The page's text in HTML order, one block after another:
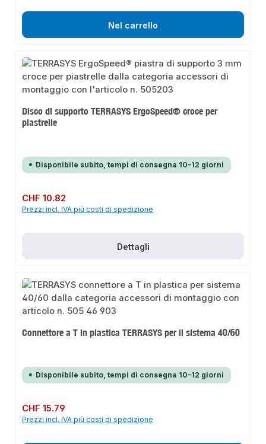
Nel carrello
Disco di supporto TERRASYS ErgoSpeed® croce per
piastrelle
Disponibile subito, tempi di consegna 10-12 giorni
Prezzo normale:
CHF 10.82
Prezzi incl. IVA più costi di spedizione
Dettagli
Connettore a T in plastica TERRASYS per il sistema 40/60
Disponibile subito, tempi di consegna 10-12 giorni
Prezzo normale:
CHF 15.79
Prezzi incl. IVA più costi di spedizione